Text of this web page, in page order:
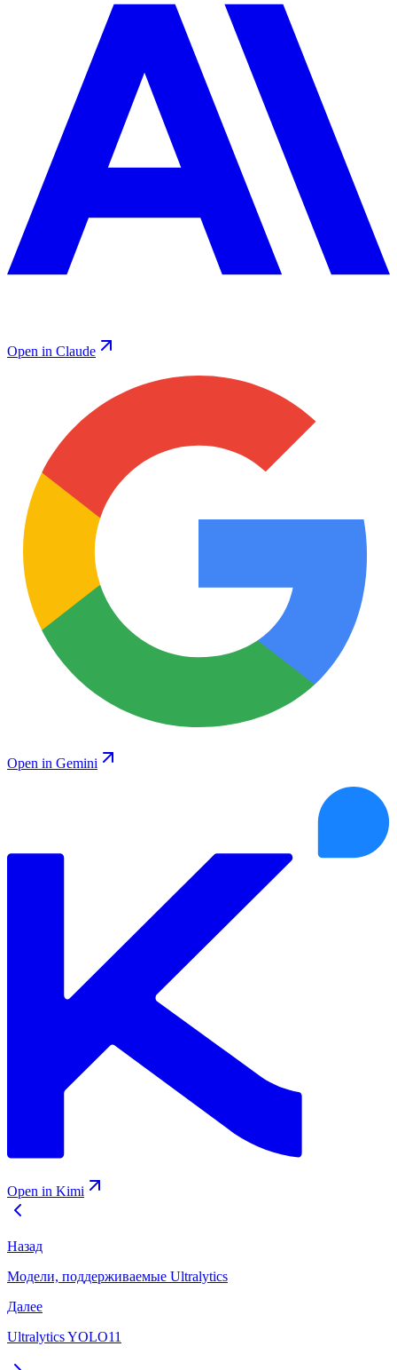
Open in Claude
Open in Gemini
Open in Kimi
Назад
Модели, поддерживаемые Ultralytics
Далее
Ultralytics YOLO11